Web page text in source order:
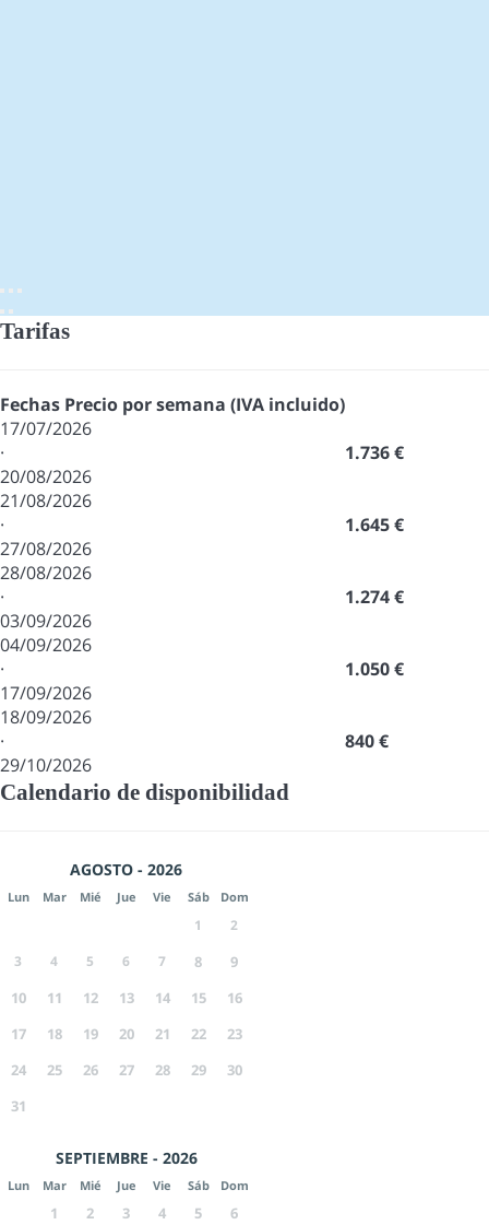
Tarifas
Fechas Precio por semana (IVA incluido)
17/07/2026
·
20/08/2026
1.736 €
21/08/2026
·
27/08/2026
1.645 €
28/08/2026
·
03/09/2026
1.274 €
04/09/2026
·
17/09/2026
1.050 €
18/09/2026
·
29/10/2026
840 €
Calendario de disponibilidad
AGOSTO - 2026
Lun Mar Mié Jue Vie Sáb Dom
1
2
3
4 5 6 7 8
9
10
11 12 13 14 15
16
17
18 19 20 21 22
23
24
25 26 27 28 29
30
31
SEPTIEMBRE - 2026
Lun Mar Mié Jue Vie Sáb Dom
1 2 3 4 5 6